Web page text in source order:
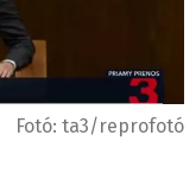
Fotó: ta3/reprofotó